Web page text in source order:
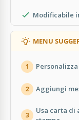
Modificabile
MENU
1
2 Aggiungi
3
Usa carta